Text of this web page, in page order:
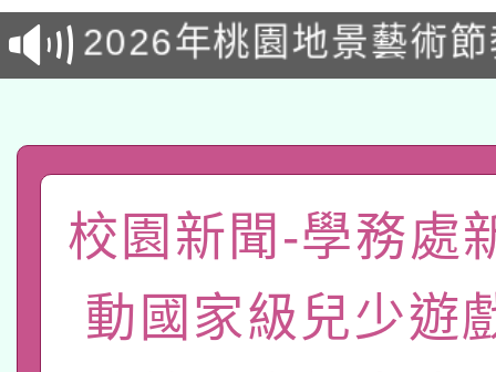
用水績優單位及節水達
桃園市孔廟祈福系列
2026年桃園地景藝術
「2026桃園藝術巡演
關事宜
轉知教育部國民及學前
國立臺灣師範大學辦
年度健康促進學校輔導
業成長研習」實施計畫
原住民族教育政策研討
族教育國際趨勢與發展
轉知教育部國民及學前
新北市政府教育局辦理
函轉國立臺灣師範大學
校園新聞-學務處
動國家級兒少遊